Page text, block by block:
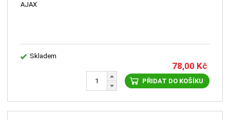
AJAX
Skladem
78,00 Kč
PŘIDAT DO KOŠÍKU